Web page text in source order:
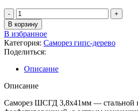
В корзину
В избранное
Категория: Саморез гипс-дерево
Поделиться:
Описание
Описание
Саморез ШСГД 3,8х41мм — стальной